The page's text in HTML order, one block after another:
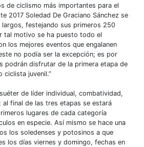
de ciclismo más importantes para el
2017 Soledad De Graciano Sánchez se
largos, festejando sus primeros 250
tal motivo se ha puesto todo el
los mejores eventos que engalanen
no podía ser la excepción; es por
podrán disfrutar de la primera etapa de
ciclista juvenil.”
de líder individual, combatividad,
al final de las tres etapas se estará
lugares de cada categoría
en especie. Así mismo se hace una
los soledenses y potosinos a que
los días viernes y domingo, fechas en